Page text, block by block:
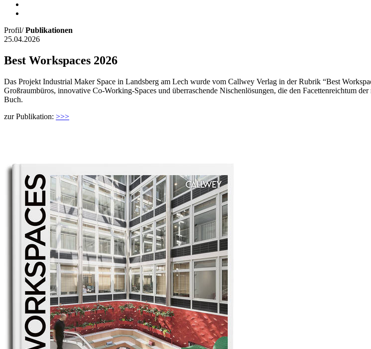
Profil/Publikationen
25.04.2026
Best Workspaces 2026
Das Projekt Industrial Maker Space in Landsberg am Lech wurde vom Callwey Verlag in der Rubrik “Best
Großraumbüros, innovative Co-Working-Spaces und überraschende Nischenlösungen, die den Facettenreichtum
Buch.
zur Publikation: >>>